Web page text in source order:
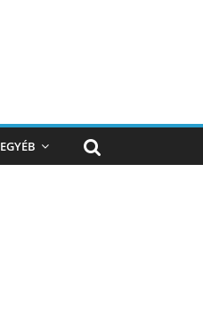
EGYÉB